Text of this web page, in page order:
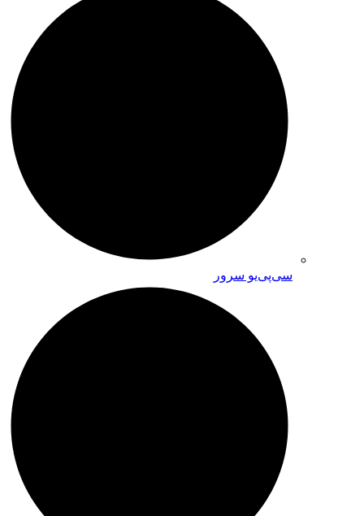
سی‌پی‌یو سرور